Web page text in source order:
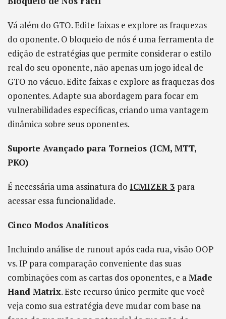
Vá além do GTO. Edite faixas e explore as fraquezas
do oponente. O bloqueio de nós é uma ferramenta de
edição de estratégias que permite considerar o estilo
real do seu oponente, não apenas um jogo ideal de
GTO no vácuo. Edite faixas e explore as fraquezas dos
oponentes. Adapte sua abordagem para focar em
vulnerabilidades específicas, criando uma vantagem
dinâmica sobre seus oponentes.
Suporte Avançado para Torneios (ICM, MTT,
PKO)
É necessária uma assinatura do ICMIZER 3 para
acessar essa funcionalidade.
Cinco Modos Analíticos
Incluindo análise de runout após cada rua, visão OOP
vs. IP para comparação conveniente das suas
combinações com as cartas dos oponentes, e aMade
Hand Matrix. Este recurso único permite que você
veja como sua estratégia deve mudar com base na